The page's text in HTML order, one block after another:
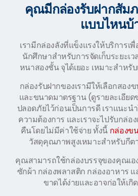
คุณมีกล่องรับฝากสัม
แบบไหนบ้
เรามีกล่องลังที่แข็งแรงให้บริการเ
นักศึกษาสำหรับการจัดเก็บระยะเ
หนาสองชั้น จุได้เยอะ เหมาะสำหรั
กล่องรับฝากของเรามีให้เลือกสอ
และขนาดมาตรฐาน (ดูรายละเอีย
ปลอดภัยไว้ก่อนเป็นการดี เราแนะ
ความต้องการ และเราจะไปรับกล่อ
คืนโดยไม่มีค่าใช้จ่าย ทั้งนี้ กล่องข
วัสดุคุณภาพสูงเหมาะสำหรับกีต
คุณสามารถใช้กล่องบรรจุของคุณเอ
ซักผ้า กล่องพลาสติก กล่องอาหาร แ
ขาดได้ง่ายและอาจก่อให้เกิ